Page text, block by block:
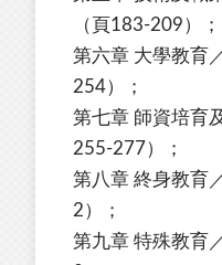
（頁183-209）；
第六章 大學教育
254）；
第七章 師資培育
255-277）；
第八章 終身教育
2）；
第九章 特殊教育